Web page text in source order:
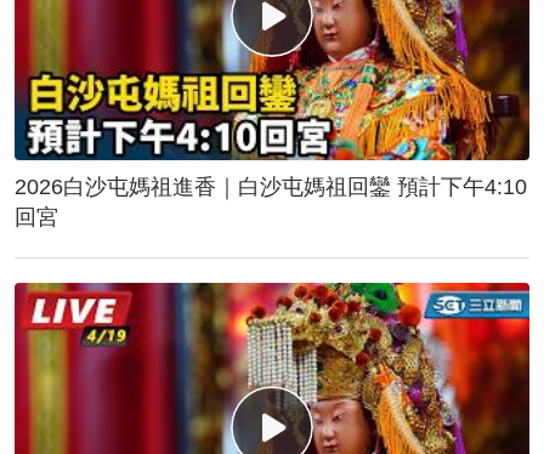
2026白沙屯媽祖進香｜白沙屯媽祖回鑾 預計下午4:10
回宮